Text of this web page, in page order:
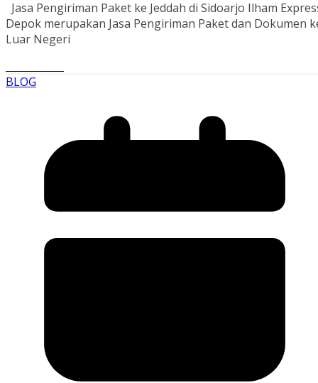
Jasa Pengiriman Paket ke Jeddah di Sidoarjo Ilham
Depok merupakan Jasa Pengiriman Paket dan Dokumen
Luar Negeri
BLOG